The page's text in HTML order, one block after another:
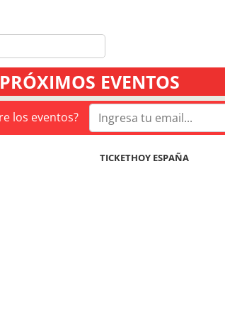
PRÓXIMOS EVENTOS
los eventos?
TICKETHOY ESPAÑA